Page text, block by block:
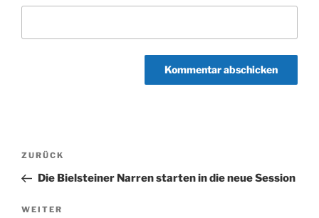
Beitragsnavigation
Vorheriger
Beitrag
ZURÜCK
Die Bielsteiner Narren starten in die neue Session
Nächster
WEITER